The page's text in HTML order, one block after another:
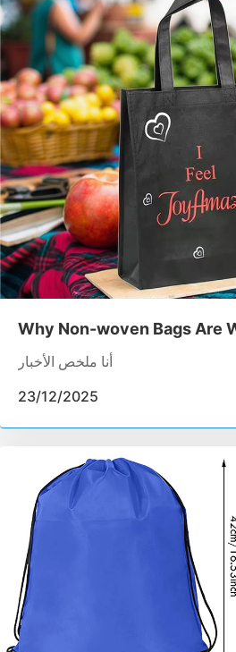
Why Non-woven Bags Are
Convenience Store
أنا ملخص الأخبار
23/12/2025